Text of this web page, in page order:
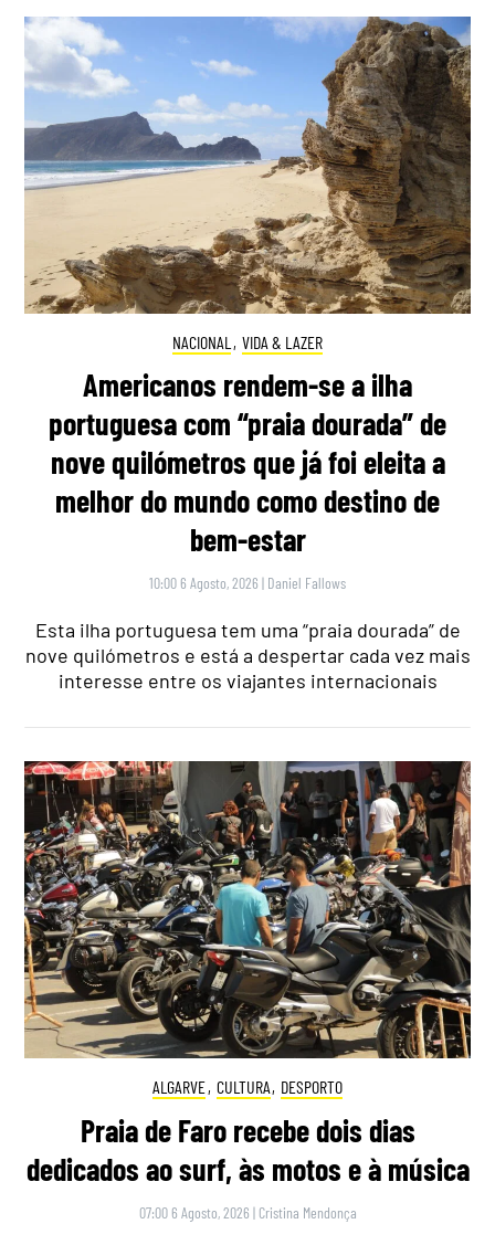
NACIONAL , VIDA & LAZER
Americanos rendem-se a ilha
portuguesa com “praia dourada” de
nove quilómetros que já foi eleita a
melhor do mundo como destino de
bem-estar
10:00 6 Agosto, 2026 | Daniel Fallows
Esta ilha portuguesa tem uma “praia dourada” de
nove quilómetros e está a despertar cada vez mais
interesse entre os viajantes internacionais
ALGARVE, CULTURA, DESPORTO
Praia de Faro recebe dois dias
dedicados ao surf, às motos e à música
07:00 6 Agosto, 2026 | Cristina Mendonça